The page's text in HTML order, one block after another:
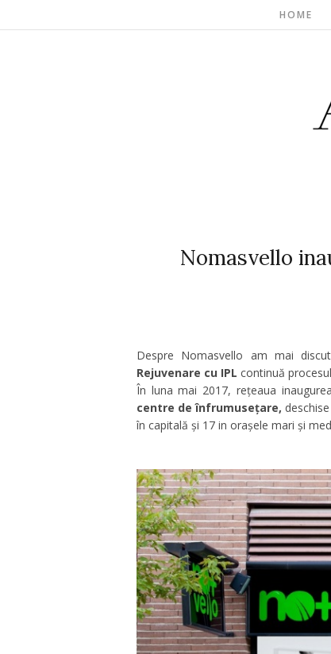
HOME
Nomasvello
Despre Nomasvello am mai
Rejuvenare cu IPL continuă
În luna mai 2017, rețeaua
centre de înfrumusețare, deschise
în capitală și 17 in orașele mari și